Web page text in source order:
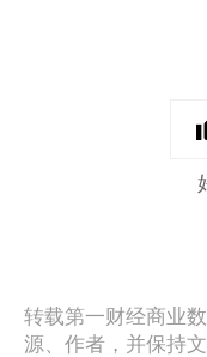
转载第一财经商业
源、作者，并保持